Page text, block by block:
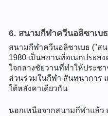
6. สนามกีฬาควีนอลิซาเบธ
สนามกีฬาควีนอลิซาเบธ ("ส
1980 เป็นสถานที่อเนกประส
ใจกลางชัยวานที่ทำให้ประช
ส่วนร่วมในกีฬา สันทนาการ
ใต้หลังคาเดียวกัน
นอกเหนือจากสนามกีฬาแล้ว